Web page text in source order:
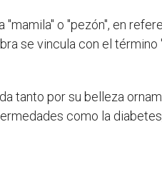
o "pezón", en
se vincula con el término
tanto por su belleza
como la